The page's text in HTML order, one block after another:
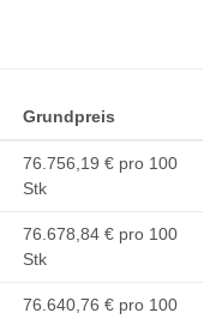
Grundpreis
76.756,19 € pro 100
Stk
76.678,84 € pro 100
Stk
76.640,76 € pro 100